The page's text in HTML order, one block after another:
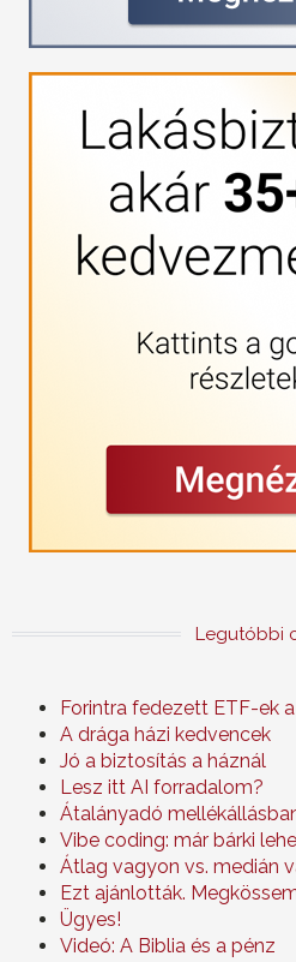
Legutóbbi
Forintra fedezett ETF-ek
A drága házi kedvencek
Jó a biztosítás a háznál
Lesz itt AI forradalom?
Átalányadó
Vibe coding: már bárki
Átlag vagyon vs. medián
Ezt ajánlották.
Ügyes!
Videó: A Biblia és a pénz